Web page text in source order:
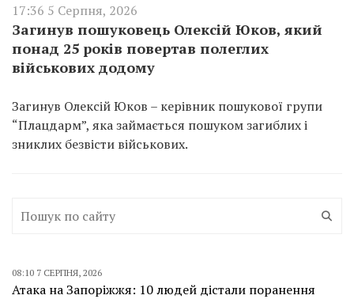
17:36 5 Серпня, 2026
Загинув пошуковець Олексій Юков, який
понад 25 років повертав полеглих
військових додому
Загинув Олексій Юков – керівник пошукової групи
“Плацдарм”, яка займається пошуком загиблих і
зниклих безвісти військових.
08:10 7 СЕРПНЯ, 2026
Атака на Запоріжжя: 10 людей дістали поранення